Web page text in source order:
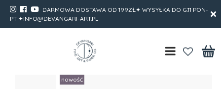
DARMOWA DOSTAWA OD 199ZŁ✦ WYSYŁKA DO G.11 PON-
PT ✦INFO@DEVANGARI-ART.PL
nowość